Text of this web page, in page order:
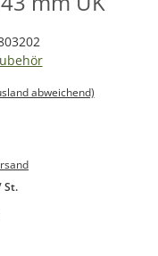
abweichend)
St.